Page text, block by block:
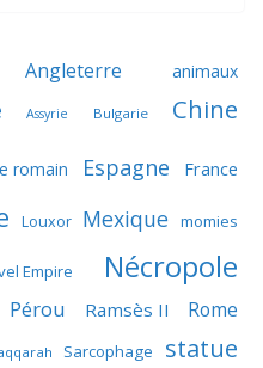
Angleterre animaux
Assyrie Bulgarie Chine
romain Espagne France
Louxor Mexique momies
Empire Nécropole
Pérou Ramsès II Rome
Sarcophage statue